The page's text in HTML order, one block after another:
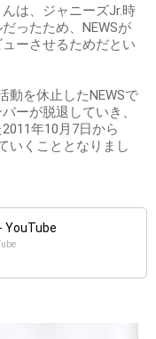
は、ジャニーズJr.時
ったため、NEWSが
ーさせるためだとい
動を休止したNEWSで
ーが脱退していき、
年10月7日から
いくこととなりまし
YouTube